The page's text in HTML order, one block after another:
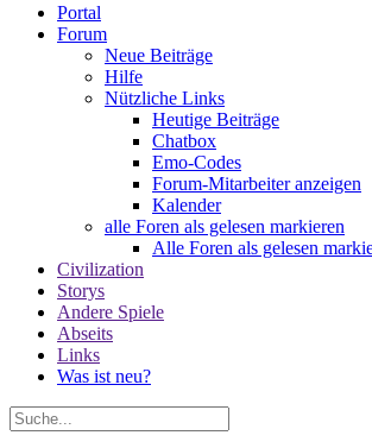
Portal
Forum
Neue Beiträge
Hilfe
Nützliche Links
Heutige Beiträge
Chatbox
Emo-Codes
Forum-Mitarbeiter anzeigen
Kalender
alle Foren als gelesen markieren
Alle Foren als gelesen
Civilization
Storys
Andere Spiele
Abseits
Links
Was ist neu?